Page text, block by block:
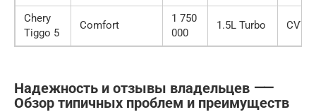
Chery
Tiggo 5
Comfort
1 750
000
1.5L Turbo CVT
Надежность и отзывы владельцев ⸺
Обзор типичных проблем и преимуществ